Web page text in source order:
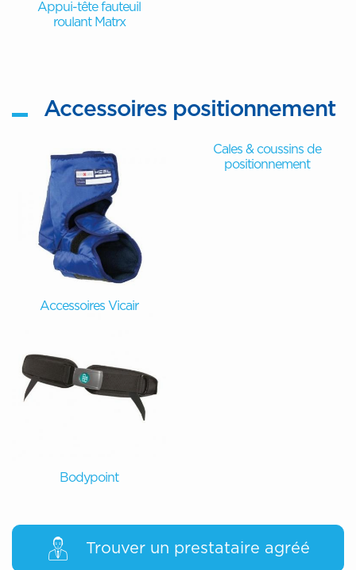
Appui-tête fauteuil
roulant Matrx
Accessoires positionnement
Accessoires Vicair
Cales & coussins de
positionnement
Bodypoint
Trouver un prestataire agréé